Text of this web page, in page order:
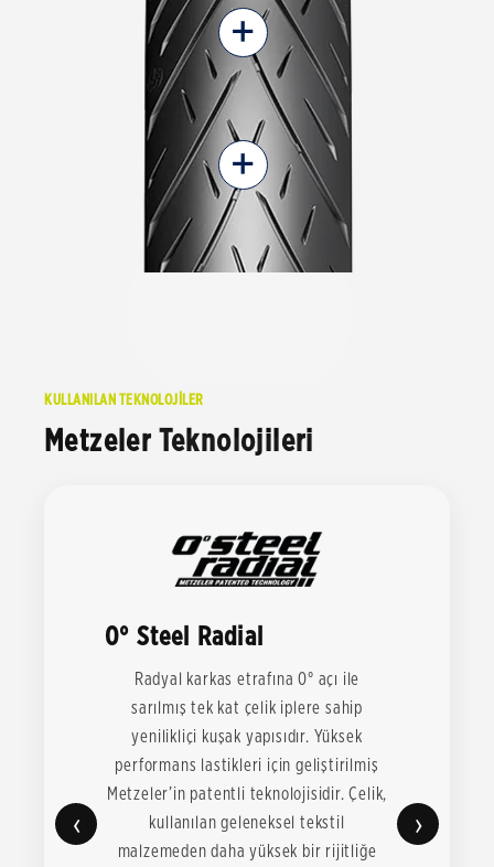
+
+
KULLANILAN TEKNOLOJİLER
Metzeler Teknolojileri
‹
0° Steel Radial
Radyal karkas etrafına 0° açı ile
sarılmış tek kat çelik iplere sahip
yenilikliçi kuşak yapısıdır. Yüksek
performans lastikleri için geliştirilmiş
Metzeler’in patentli teknolojisidir. Çelik,
kullanılan geleneksel tekstil
malzemeden daha yüksek bir rijitliğe
›